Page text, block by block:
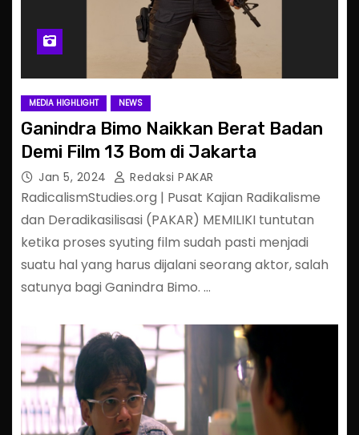
MEDIA HIGHLIGHT NEWS
Ganindra Bimo Naikkan Berat Badan
Demi Film 13 Bom di Jakarta
Jan 5, 2024 Redaksi PAKAR
RadicalismStudies.org | Pusat Kajian Radikalisme
dan Deradikasilisasi (PAKAR) MEMILIKI tuntutan
ketika proses syuting film sudah pasti menjadi
suatu hal yang harus dijalani seorang aktor, salah
satunya bagi Ganindra Bimo. …